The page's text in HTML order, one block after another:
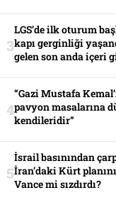
LGS’de ilk oturum
kapı gerginliği
gelen son anda içeri
“Gazi Mustafa
pavyon masalarına
kendileridir”
İsrail basınından
İran’daki Kürt
Vance mi sızdırdı?